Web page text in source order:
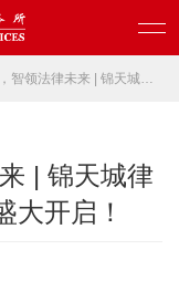
| 锦天城律师事务所AI应用创新大赛盛大开启！
| 锦天城律
大开启！